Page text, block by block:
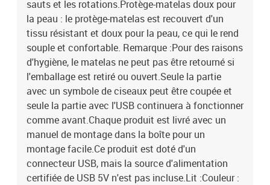
sauts et les rotations.Protège-matelas doux pour
la peau : le protège-matelas est recouvert d'un
tissu résistant et doux pour la peau, ce qui le rend
souple et confortable. Remarque :Pour des raisons
d'hygiène, le matelas ne peut pas être retourné si
l'emballage est retiré ou ouvert.Seule la partie
avec un symbole de ciseaux peut être coupée et
seule la partie avec l'USB continuera à fonctionner
comme avant.Chaque produit est livré avec un
manuel de montage dans la boîte pour un
montage facile.Ce produit est doté d'un
connecteur USB, mais la source d'alimentation
certifiée de USB 5V n'est pas incluse.Lit :Couleur :